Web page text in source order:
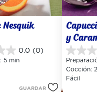
0.0 (0)
5 min
GUARDAR
y
0.0
de
5
estrellas.
Cocción:
Fácil